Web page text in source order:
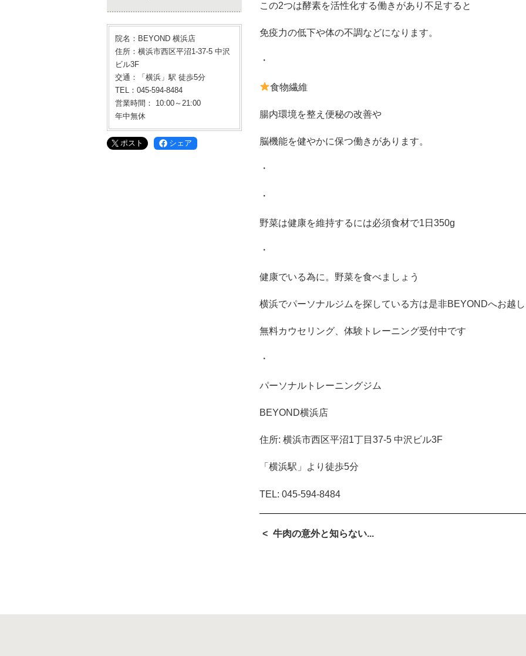
院名：BEYOND 横浜店
住所：横浜市西区平沼1-37-5 中沢
ビル3F
交通：「横浜」駅 徒歩5分
TEL：045-594-8484
営業時間： 10:00～21:00
年中無休
ポスト シェア
この2つは酵素を活性化する働きがあり不足すると
免疫力の低下や体の不調などになります。
・
食物繊維
腸内環境を整え便秘の改善や
脳機能を健やかに保つ働きがあります。
・
・
野菜は健康を維持するには必須食材で1 日 350g
・
健康でいる為に。野菜を食べましょう
横浜でパーソナルジムを探している方は是非BEYONDへお越
無料カウセリング、体験トレーニング受付中です
・
パーソナルトレーニングジム
BEYOND横浜店
住所: 横浜市西区平沼1丁目 37-5 中沢ビル3F
「横浜駅」より徒歩5分
TEL: 045-594-8484
牛肉の意外と知らない...